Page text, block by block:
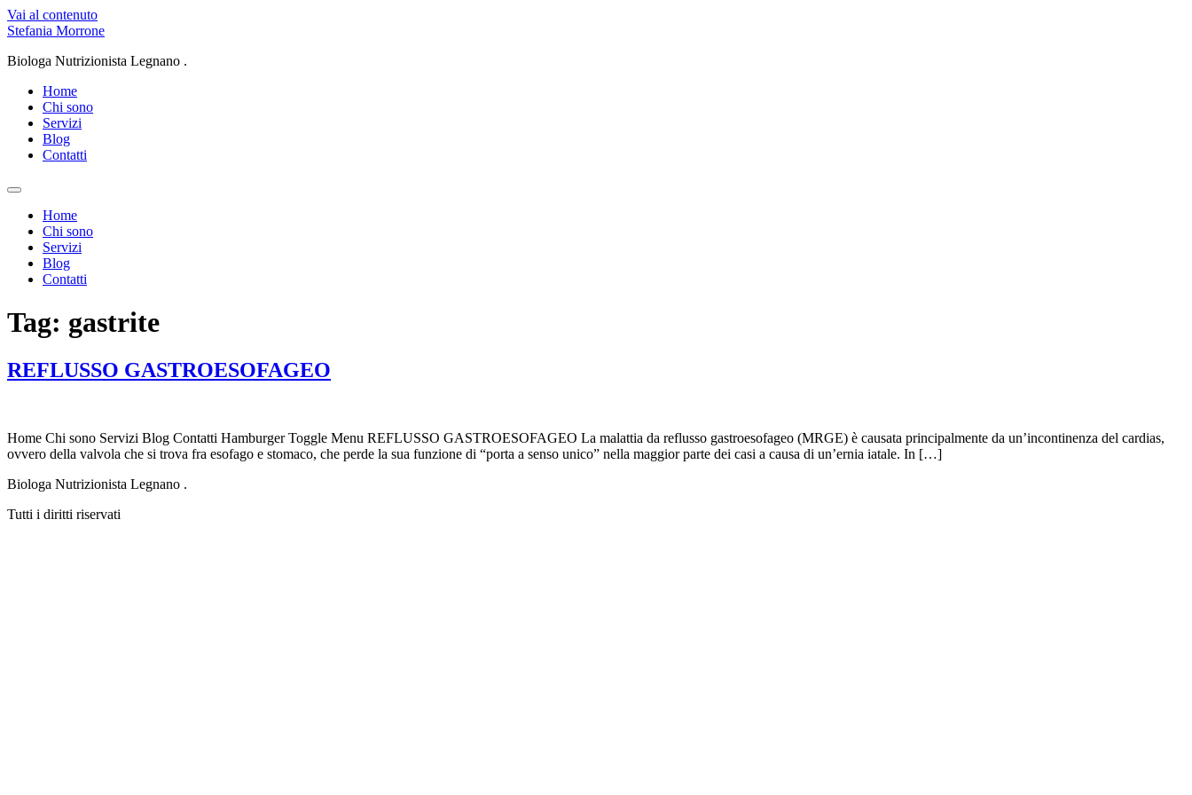
Vai al contenuto
Stefania Morrone
Biologa Nutrizionista Legnano .
Home
Chi sono
Servizi
Blog
Contatti
Home
Chi sono
Servizi
Blog
Contatti
Tag: gastrite
REFLUSSO GASTROESOFAGEO
Home Chi sono Servizi Blog Contatti Hamburger Toggle Menu REFLUSSO GASTROESOFAGEO La malattia da reflusso gastroesofageo (MRGE) è causata principalmente da un’incontinenza del cardias,
ovvero della valvola che si trova fra esofago e stomaco, che perde la sua funzione di “porta a senso unico” nella maggior parte dei casi a causa di un’ernia iatale. In […]
Biologa Nutrizionista Legnano .
Tutti i diritti riservati